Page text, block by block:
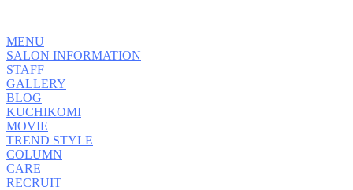
MENU
SALON INFORMATION
STAFF
GALLERY
BLOG
KUCHIKOMI
MOVIE
TREND STYLE
COLUMN
CARE
RECRUIT